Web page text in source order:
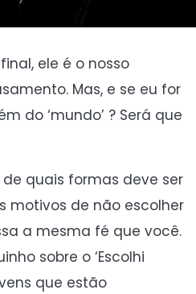
ele é o nosso
Mas, e se eu for
do ‘mundo’ ? Será que
de quais formas deve ser
motivos de não escolher
a mesma fé que você.
sobre o ‘Escolhi
que estão